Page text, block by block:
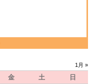
1月 »
金 土
日